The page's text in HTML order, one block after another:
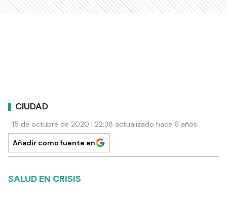
CIUDAD
15 de octubre de 2020 | 22:38 actualizado hace 6 años
Añadir como fuente en
SALUD EN CRISIS